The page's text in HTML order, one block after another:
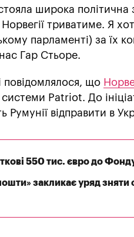
широка
триватиме. Я
парламенті) за їх
Гар Стьоре.
повідомлялося, що
Patriot. До
Румунії відправити в
550 тис. євро до
закликає уряд